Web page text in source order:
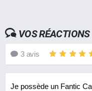
VOS RÉACTIONS
3avis
Je possède un Fantic